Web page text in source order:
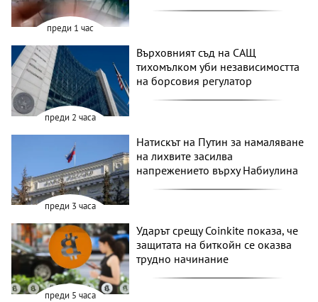
преди 1 час
преди 2 часа
Върховният съд на САЩ
тихомълком уби независимостта
на борсовия регулатор
преди 3 часа
Натискът на Путин за намаляване
на лихвите засилва
напрежението върху Набиулина
преди 5 часа
Ударът срещу Coinkite показа, че
защитата на биткойн се оказва
трудно начинание